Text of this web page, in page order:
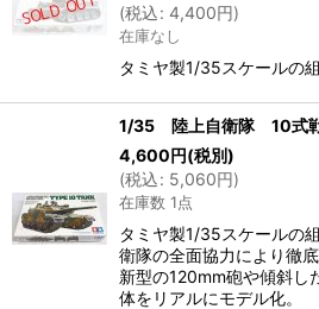
(税込: 4,400円)
在庫なし
タミヤ製1/35スケールの
1/35 陸上自衛隊 10式
4,600円(税別)
(税込: 5,060円)
在庫数 1点
タミヤ製1/35スケールの
衛隊の全面協力により徹
新型の120mm砲や傾斜し
体をリアルにモデル化。